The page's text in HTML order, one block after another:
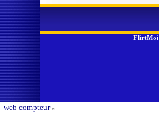
FlirtMoi
web compteur